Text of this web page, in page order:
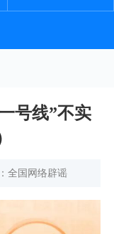
号线”不实
全国网络辟谣